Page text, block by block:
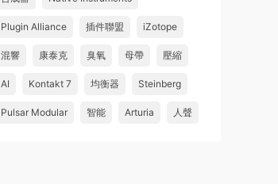
Plugin Alliance 插件聯盟 iZotope
混響 康泰克 臭氧 母帶 壓縮
AI Kontakt 7 均衡器 Steinberg
Pulsar Modular 智能 Arturia 人聲